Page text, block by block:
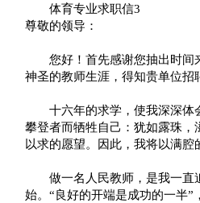
体育专业求职信3
尊敬的领导：
您好！首先感谢您抽出时间来
神圣的教师生涯，得知贵单位
十六年的求学，使我深深体会
攀登者而牺牲自己：犹如露珠
以求的愿望。因此，我将以满
做一名人民教师，是我一直追
始。“良好的开端是成功的一半